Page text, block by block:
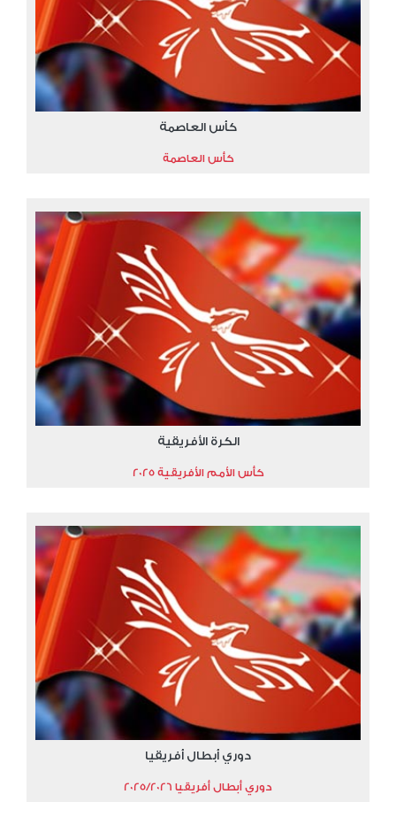
كأس العاصمة
كأس العاصمة
الكرة الأفريقية
كأس الأمم الأفريقية 2025
دوري أبطال أفريقيا
دوري أبطال أفريقيا 2025/2026